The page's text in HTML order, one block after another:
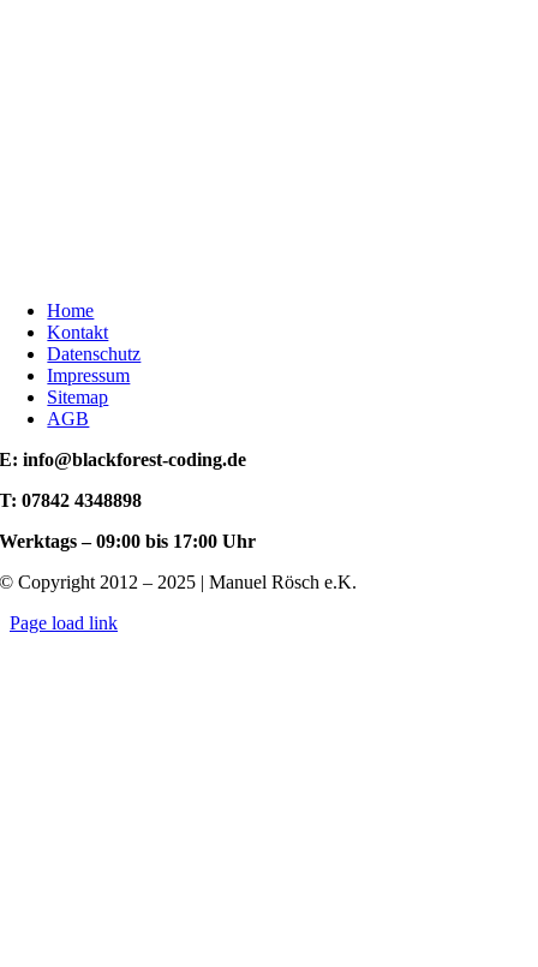
Home
Kontakt
Datenschutz
Impressum
Sitemap
AGB
E: info@blackforest-coding.de
T: 07842 4348898
Werktags – 09:00 bis 17:00 Uhr
© Copyright 2012 – 2025 | Manuel Rösch e.K.
Page load link